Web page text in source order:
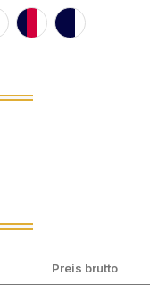
Preis brutto